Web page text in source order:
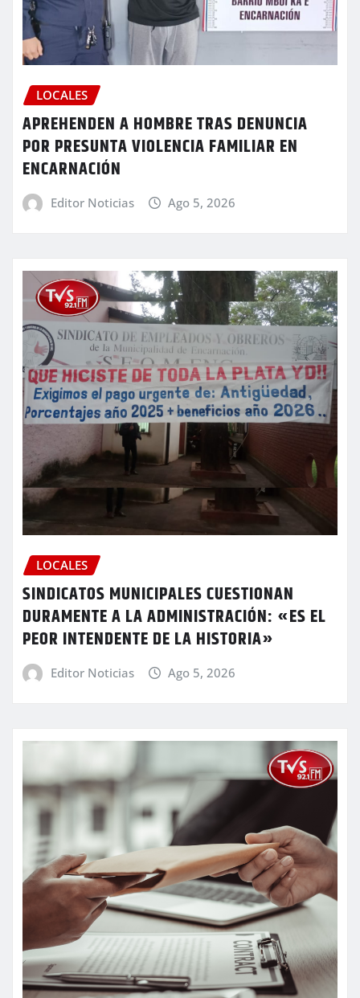
LOCALES
APREHENDEN A HOMBRE TRAS DENUNCIA
POR PRESUNTA VIOLENCIA FAMILIAR EN
ENCARNACIÓN
Editor Noticias Ago 5, 2026
LOCALES
SINDICATOS MUNICIPALES CUESTIONAN
DURAMENTE A LA ADMINISTRACIÓN: «ES EL
PEOR INTENDENTE DE LA HISTORIA»
Editor Noticias Ago 5, 2026